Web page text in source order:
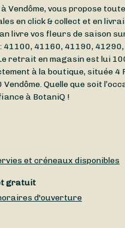
Vendôme, vous propose
en click & collect et en
livre vos fleurs de saison
41100, 41160, 41190,
retrait en magasin est lui
à la boutique, située 4
Vendôme. Quelle que soit
à BotaniQ !
et créneaux disponibles
gratuit
d'ouverture